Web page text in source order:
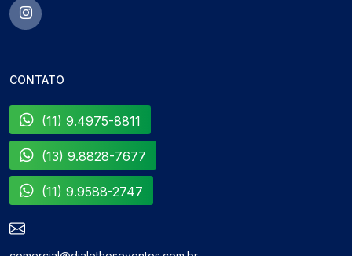
CONTATO
(11) 9.4975-8811
(13) 9.8828-7677
(11) 9.9588-2747